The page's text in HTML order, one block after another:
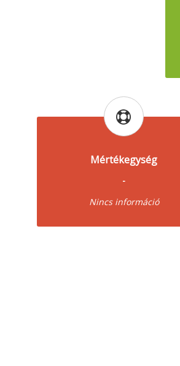
Mértékegység
-
Nincs információ